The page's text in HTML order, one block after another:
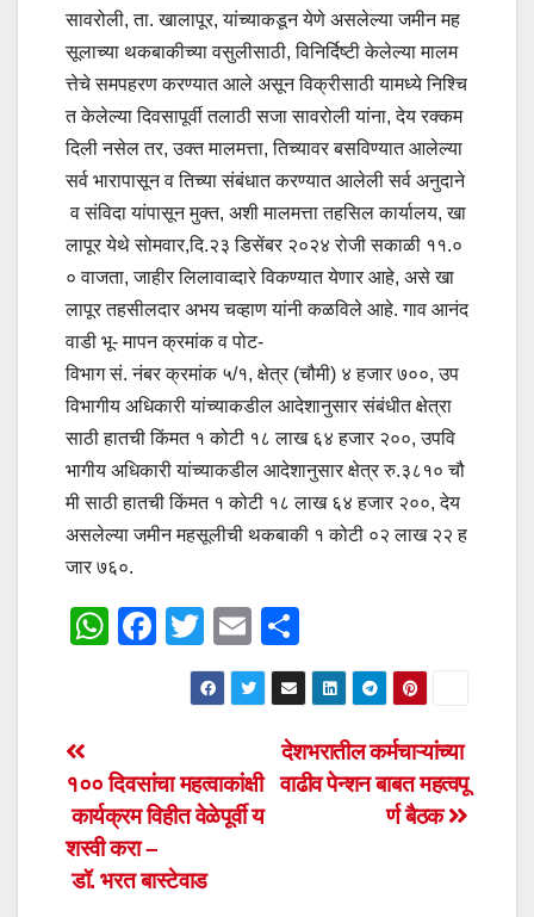
सावरोली, ता. खालापूर, यांच्याकडून येणे असलेल्या जमीन मह
सूलाच्या थकबाकीच्या वसुलीसाठी, विनिर्दिष्टी केलेल्या मालम
त्तेचे समपहरण करण्यात आले असून विक्रीसाठी यामध्ये निश्चि
त केलेल्या दिवसापूर्वी तलाठी सजा सावरोली यांना, देय रक्कम
दिली नसेल तर, उक्त मालमत्ता, तिच्यावर बसविण्यात आलेल्या
सर्व भारापासून व तिच्या संबंधात करण्यात आलेली सर्व अनुदाने
व संविदा यांपासून मुक्त, अशी मालमत्ता तहसिल कार्यालय, खा
लापूर येथे सोमवार,दि.२३ डिसेंबर २०२४ रोजी सकाळी ११.०
० वाजता, जाहीर लिलावाव्दारे विकण्यात येणार आहे, असे खा
लापूर तहसीलदार अभय चव्हाण यांनी कळविले आहे. गाव आनंद
वाडी भू- मापन क्रमांक व पोट-
विभाग सं. नंबर क्रमांक ५/१, क्षेत्र (चौमी) ४ हजार ७००, उप
विभागीय अधिकारी यांच्याकडील आदेशानुसार संबंधीत क्षेत्रा
साठी हातची किंमत १ कोटी १८ लाख ६४ हजार २००, उपवि
भागीय अधिकारी यांच्याकडील आदेशानुसार क्षेत्र रु.३८१० चौ
मी साठी हातची किंमत १ कोटी १८ लाख ६४ हजार २००, देय
असलेल्या जमीन महसूलीची थकबाकी १ कोटी ०२ लाख २२ ह
जार ७६०.
W
A
p
p
F
b
o
o
k
T
wi
tt
E
m
ail
h
ar
e
Post
navigation
देशभरातील कर्मचाऱ्यांच्या
वाढीव पेन्शन बाबत महत्वपू
र्ण बैठक
१०० दिवसांचा महत्वाकांक्षी
कार्यक्रम विहीत वेळेपूर्वी य
शस्वी करा –
डॉ. भरत बास्टेवाड